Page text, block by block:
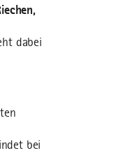
dabei
bei